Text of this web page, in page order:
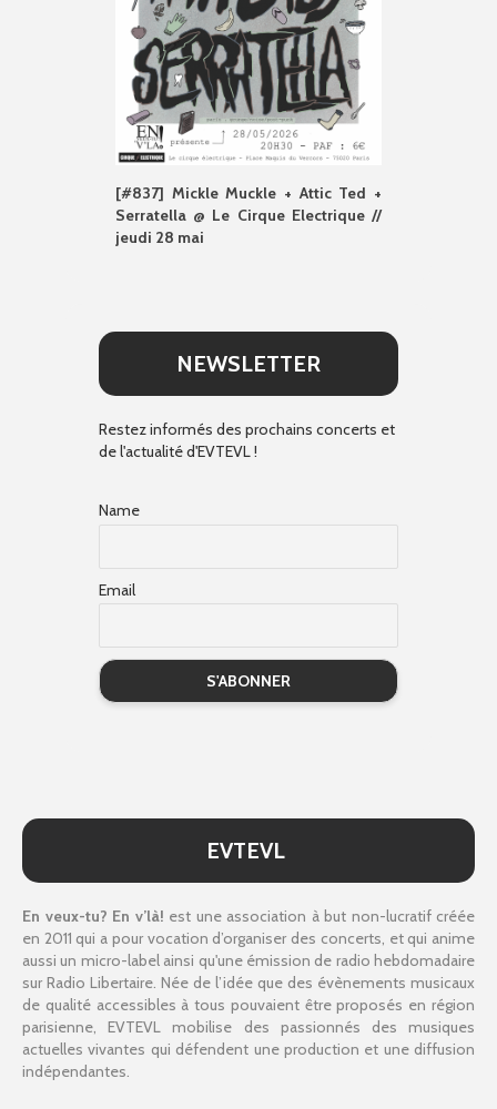
[#837] Mickle Muckle + Attic Ted +
Serratella @ Le Cirque Electrique //
jeudi 28 mai
NEWSLETTER
Restez informés des prochains concerts et
de l'actualité d'EVTEVL !
Name
Email
EVTEVL
En veux-tu? En v’là! est une association à but non-lucratif créée
en 2011 qui a pour vocation d’organiser des concerts, et qui anime
aussi un micro-label ainsi qu'une émission de radio hebdomadaire
sur Radio Libertaire. Née de l’idée que des évènements musicaux
de qualité accessibles à tous pouvaient être proposés en région
parisienne, EVTEVL mobilise des passionnés des musiques
actuelles vivantes qui défendent une production et une diffusion
indépendantes.